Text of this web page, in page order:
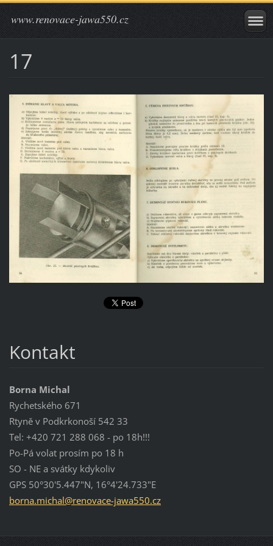
www.renovace-jawa550.cz
17
Kontakt
Borna Michal
Rychetského 671
Rtyně v Podkrkonoší 542 33
Tel: +420 721 288 068 - po 18h!!!
Po-Pá volat prosím po 18 h
SO - NE a svátky kdykoliv
GPS 50°30'5.447"N, 16°4'24.733"E
borna.michal@renovace-jawa550.cz